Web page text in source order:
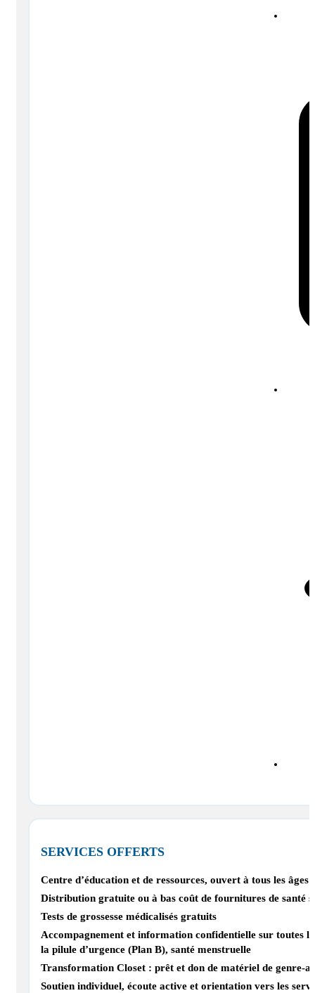
SERVICES OFFERTS
Centre d’éducation et de ressources, ouvert à tous les
Distribution gratuite ou à bas coût de fournitures de santé
Tests de grossesse médicalisés gratuits
Accompagnement et information confidentielle sur toutes
la pilule d’urgence (Plan B), santé menstruelle
Transformation Closet : prêt et don de matériel de genre-
Soutien individuel, écoute active et orientation vers les